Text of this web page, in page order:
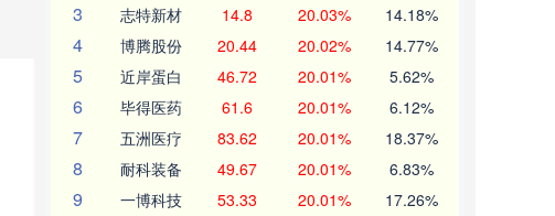
3 志特新材 14.8 20.03% 14.18%
4 博腾股份 20.44 20.02% 14.77%
5 近岸蛋白 46.72 20.01% 5.62%
6 毕得医药 61.6 20.01% 6.12%
7 五洲医疗 83.62 20.01% 18.37%
8 耐科装备 49.67 20.01% 6.83%
9 一博科技 53.33 20.01% 17.26%